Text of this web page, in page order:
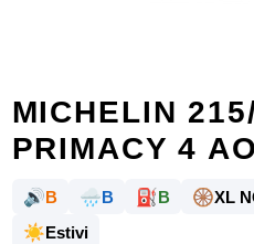
MICHELIN
PRIMACY 4
🔊B 🌧️B ⛽B 🛞XL
☀️Estivi